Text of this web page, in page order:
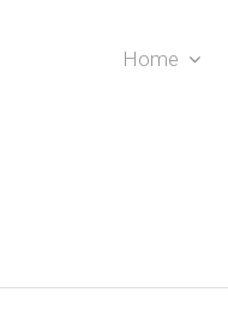
or ESC to close
Home